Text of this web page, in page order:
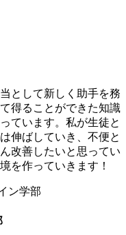
として新しく助手を務
得ることができた知識
ています。私が生徒と
伸ばしていき、不便と
改善したいと思ってい
を作っていきます！